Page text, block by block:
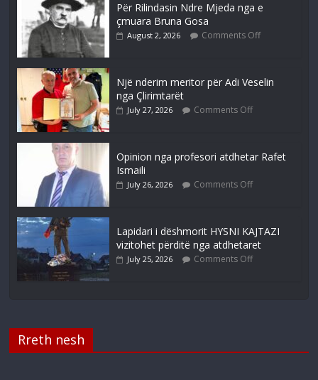
Për Rilindasin Ndre Mjeda nga e
çmuara Bruna Gosa
August 2, 2026 Comments Off
Një nderim meritor për Adi Veselin
nga Çlirimtarët
July 27, 2026 Comments Off
Opinion nga profesori atdhetar Rafet
Ismaili
July 26, 2026 Comments Off
Lapidari i dëshmorit HYSNI KAJTAZI
vizitohet përditë nga atdhetaret
July 25, 2026 Comments Off
Rreth nesh